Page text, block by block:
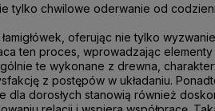
tylko chwilowe oderwanie od
oferując nie tylko
ten proces, wprowadzając
te wykonane z drewna,
z postępów w układaniu.
dla dorosłych stanowią również